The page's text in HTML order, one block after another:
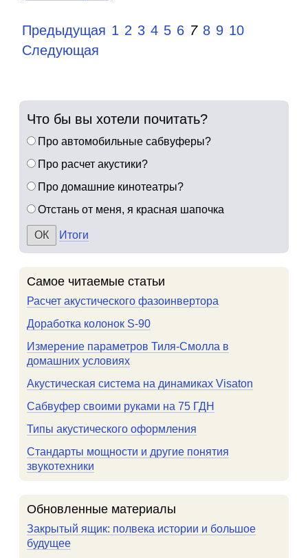
Предыдущая 1 2 3 4 5 6 7 8 9 10
Следующая
Что бы вы хотели почитать?
Про автомобильные сабвуферы?
Про расчет акустики?
Про домашние кинотеатры?
Отстань от меня, я красная шапочка
Итоги
Самое читаемые статьи
Расчет акустического фазоинвертора
Доработка колонок S-90
Измерение параметров Тиля-Смолла в
домашних условиях
Акустическая система на динамиках Visaton
Сабвуфер своими руками на 75 ГДН
Типы акустического оформления
Стандарты мощности и другие понятия
звукотехники
Обновленные материалы
Закрытый ящик: полвека истории и большое
будущее